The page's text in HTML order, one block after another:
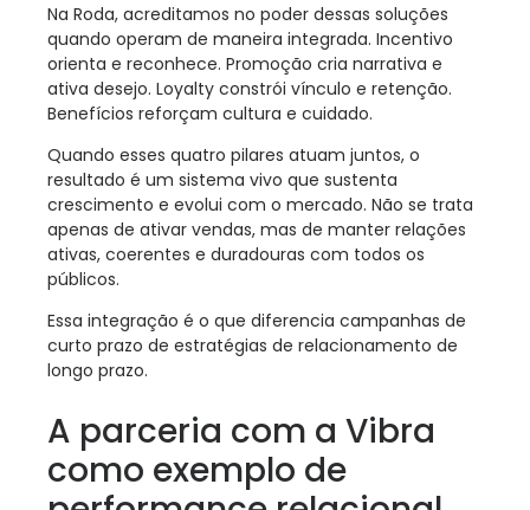
Na Roda, acreditamos no poder dessas soluções
quando operam de maneira integrada. Incentivo
orienta e reconhece. Promoção cria narrativa e
ativa desejo. Loyalty constrói vínculo e retenção.
Benefícios reforçam cultura e cuidado.
Quando esses quatro pilares atuam juntos, o
resultado é um sistema vivo que sustenta
crescimento e evolui com o mercado. Não se trata
apenas de ativar vendas, mas de manter relações
ativas, coerentes e duradouras com todos os
públicos.
Essa integração é o que diferencia campanhas de
curto prazo de estratégias de relacionamento de
longo prazo.
A parceria com a Vibra
como exemplo de